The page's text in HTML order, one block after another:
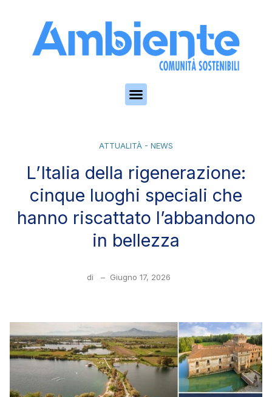
ATTUALITÀ - NEWS
L’Italia della rigenerazione:
cinque luoghi speciali che
hanno riscattato l’abbandono
in bellezza
di – Giugno 17, 2026